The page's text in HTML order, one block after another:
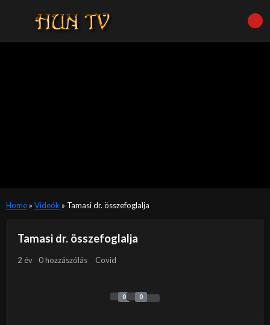
Home» Videók » Tamasi dr. összefoglalja
Tamasi dr. összefoglalja
2 év 0 hozzászólás Covid
0 0